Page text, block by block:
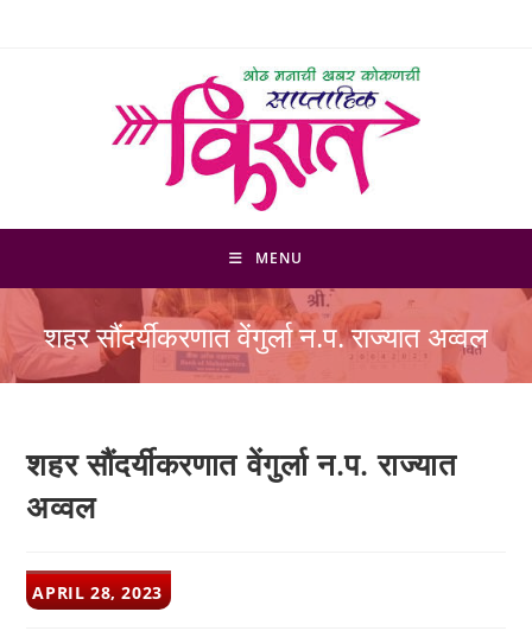
MENU
शहर सौंदर्यीकरणात वेंगुर्ला न.प. राज्यात अव्वल
शहर सौंदर्यीकरणात वेंगुर्ला न.प. राज्यात
अव्वल
POST
PUBLISHED:
APRIL 28, 2023